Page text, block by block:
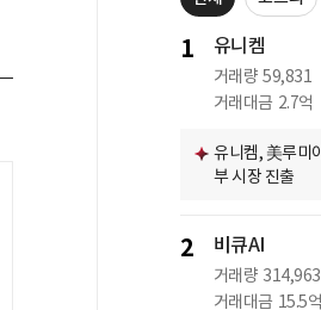
1 유니켐
거래량 59,831
거래대금 2.7억
유니켐, 美루미
부 시장 진출
2 비큐AI
거래량 314,963
거래대금 15.5억